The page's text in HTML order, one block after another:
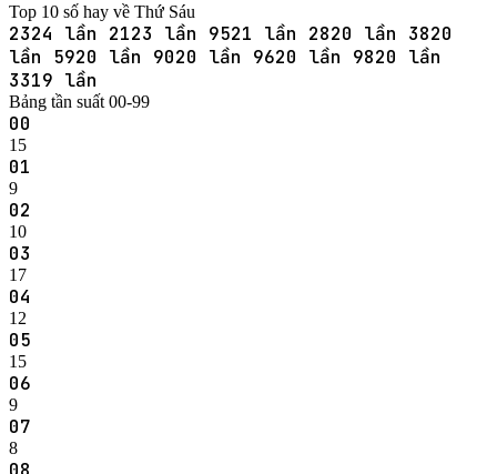
Top 10 số hay về Thứ Sáu
2324 lần 2123 lần 9521 lần 2820 lần 3820
lần
5920 lần 9020 lần 9620 lần 9820 lần
3319 lần
Bảng tần suất 00-99
00
15
01
9
02
10
03
17
04
12
05
15
06
9
07
8